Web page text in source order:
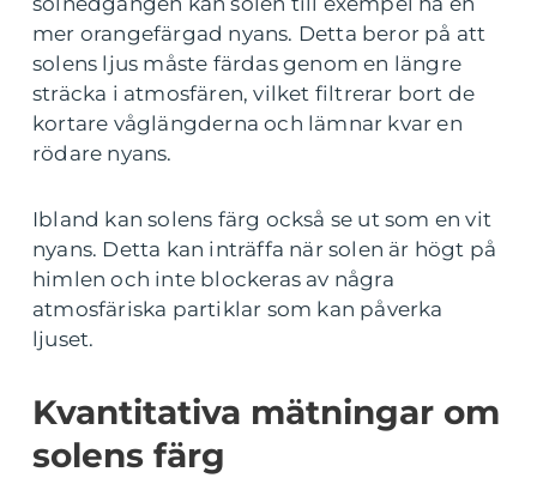
mer orangefärgad nyans. Detta beror på att
solens ljus måste färdas genom en längre
sträcka i atmosfären, vilket filtrerar bort de
kortare våglängderna och lämnar kvar en
rödare nyans.
Ibland kan solens färg också se ut som en vit
nyans. Detta kan inträffa när solen är högt på
himlen och inte blockeras av några
atmosfäriska partiklar som kan påverka
ljuset.
Kvantitativa mätningar om
solens färg